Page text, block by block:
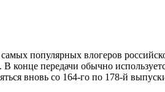
самых популярных влогеров
конце передачи обычно
вновь со 164-го по 178-й